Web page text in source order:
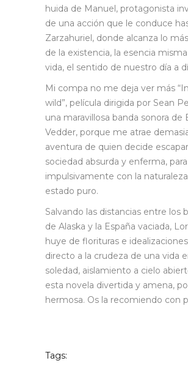
huida de Manuel, protagonista
de una acción que le conduce
Zarzahuriel, donde alcanza lo
de la existencia, la esencia
vida, el sentido de nuestro día a
Mi compa no me deja ver más
wild”, película dirigida por Sean
una maravillosa banda sonora de
Vedder, porque me atrae
aventura de quien decide
sociedad absurda y enferma,
impulsivamente con la
estado puro.
Salvando las distancias entre los
de Alaska y la España vaciada,
huye de florituras e
directo a la crudeza de una vida
soledad, aislamiento a cielo
esta novela divertida y amena,
hermosa. Os la recomiendo con
Tags: